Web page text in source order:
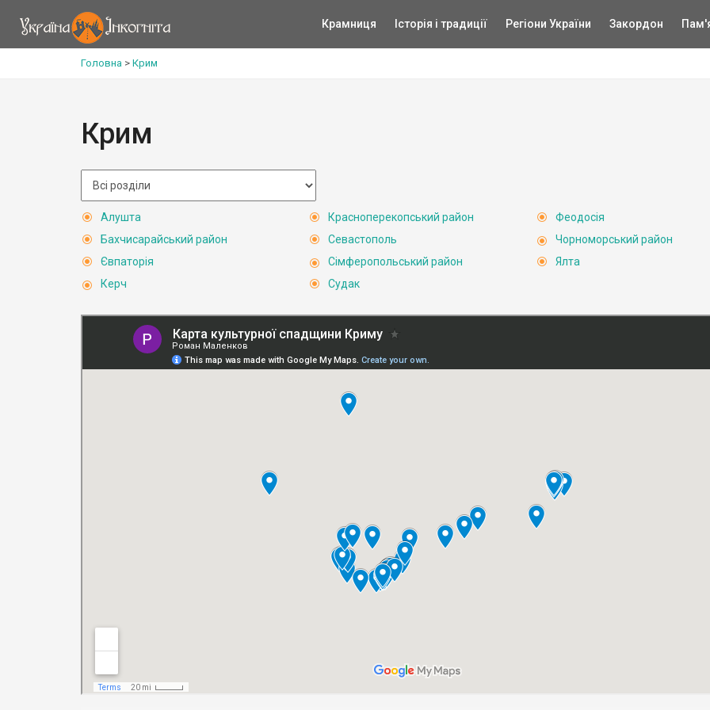
Крамниця Історія і традиції Регіони України Закордон
Головна > Крим
Крим
Алушта
Бахчисарайський район
Євпаторія
Керч
Красноперекопський район
Севастополь
Сімферопольський район
Судак
Феодосія
Чорноморський район
Ялта